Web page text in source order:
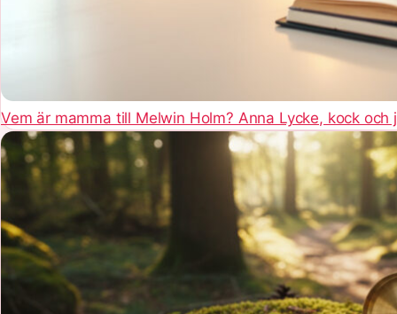
Vem är mamma till Melwin Holm? Anna Lycke, kock och